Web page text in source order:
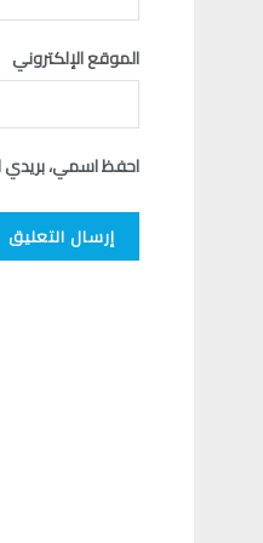
الموقع الإلكتروني
احفظ اسمي، بريدي